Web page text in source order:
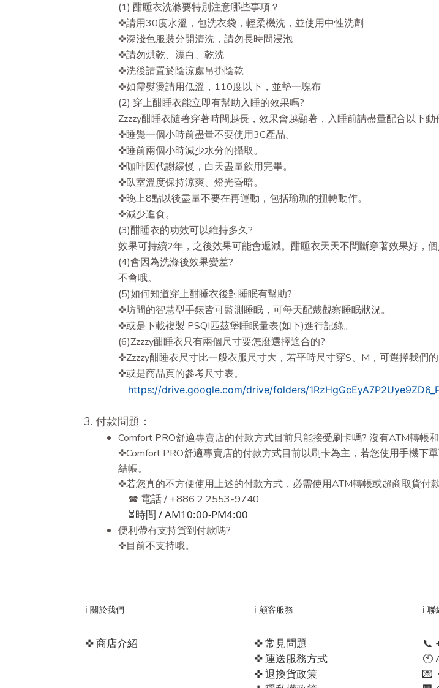
(1) 酣睡衣洗滌要特別注意哪些事項？
✜請用30度水溫，包洗衣袋，輕柔機洗，並使用中性洗劑
✜深淺色服裝分開清洗，請勿長時間浸泡
✜請勿烘乾、漂白、乾洗
✜洗後請置於陰涼處吊掛陰乾
✜如需熨燙請用低溫，110度以下，並墊一塊布
(2) 穿上酣睡衣能立即有幫助入睡的效果嗎?
Zzzzy酣睡衣隨著穿著時間越長，效果會越顯著，入睡前請盡量配合以下動
✜睡覺一個小時前盡量不要使用3C產品。
✜睡前兩個小時減少水分的攝取。
✜咖啡因代謝緩慢，白天盡量飲用完畢。
✜臥室溫度保持涼爽、燈光昏暗。
✜晚上8點以後盡量不要在再運動，包括瑜珈的扭轉動作。
✜減少進食。
(3)酣睡衣的功效可以維持多久?
效果可持續2年，之後效果可能會遞減。酣睡衣天天不間斷穿著效果好，個
(4)會因為洗滌後效果變差?
不會哦。
(5)如何知道穿上酣睡衣後對睡眠有幫助?
✜坊間的智慧型手錶皆可監測睡眠，可每天配戴觀察睡眠狀況。
✜或是下載複製 PSQI匹茲堡睡眠量表(如下)進行記錄。
(6)Zzzzy酣睡衣只有兩個尺寸要怎麼選擇適合的?
✜Zzzzy酣睡衣尺寸比一般衣服尺寸大，若平時尺寸穿S、M，可選擇我們
✜或是商品頁的參考尺寸表。
https://drive.google.com/drive/folders/
3. 付款問題：
Comfort PRO舒適專賣店的付款方式目前只能接受刷卡嗎? 沒有ATM轉帳
✜Comfort PRO舒適專賣店的付款方式目前以刷卡為主，若您使用手機下
結帳。
✜若您真的不方便使用上述的付款方式，必需使用ATM轉帳或超商取貨付
☎ 電話 / +886 2 2553-9740
⏳時間 / AM10:00-PM4:00
便利帶有支持貨到付款嗎?
✜目前不支持哦。
ℹ️ 關於我們
✜ 商店介紹
ℹ️ 顧客服務
✜ 常見問題
✜ 運送服務方式
✜ 退換貨政策
ℹ️
📞
🕙
💌